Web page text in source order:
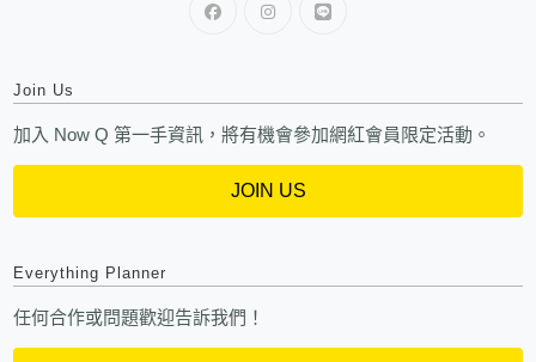
Join Us
加入 Now Q 第一手資訊，將有機會參加網紅會員限定活動。
JOIN US
Everything Planner
任何合作或問題歡迎告訴我們！